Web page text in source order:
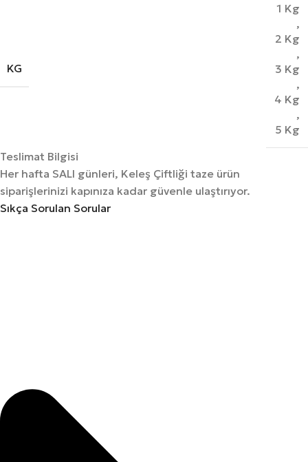
KG
1 Kg
,
2 Kg
,
3 Kg
,
4 Kg
,
5 Kg
Teslimat Bilgisi
Her hafta SALI günleri, Keleş Çiftliği taze ürün
siparişlerinizi kapınıza kadar güvenle ulaştırıyor.
Sıkça Sorulan Sorular